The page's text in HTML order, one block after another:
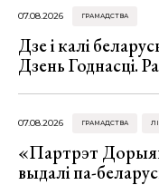
07.08.2026 ГРАМАДСТВА
Дзе і калі
Дзень Годнасці.
07.08.2026 ГРАМАДСТВА
«Партрэт
выдалі па-